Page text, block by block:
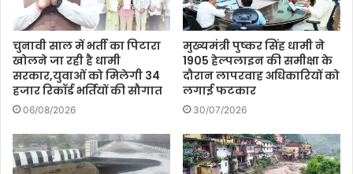
चुनावी साल में भर्ती का पिटारा
खोलने जा रही है धामी
सरकार,युवाओं को मिलेगी 34
हजार रिकॉर्ड भर्तियों की सौगात
06/08/2026
मुख्यमंत्री पुष्कर सिंह धामी ने
1905 हेल्पलाइन की समीक्षा के
दौरान लापरवाह अधिकारियों को
लगाई फटकार
30/07/2026